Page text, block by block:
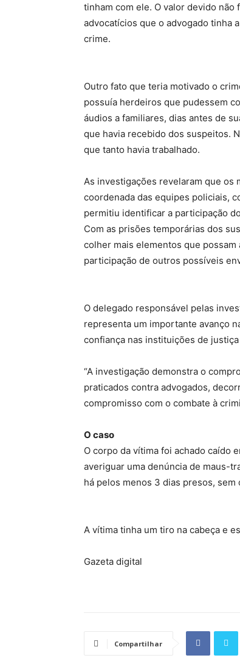
tinham com ele. O valor devido
advocatícios que o advogado tinha
crime.
Outro fato que teria motivado o
possuía herdeiros que pudessem
áudios a familiares, dias antes de
que havia recebido dos suspeitos.
que tanto havia trabalhado.
As investigações revelaram que os
coordenada das equipes policiais,
permitiu identificar a participação
Com as prisões temporárias dos
colher mais elementos que
participação de outros possíveis
O delegado responsável pelas
representa um importante avanço
confiança nas instituições de
“A investigação demonstra o
praticados contra advogados,
compromisso com o combate à
O caso
O corpo da vítima foi achado caído
averiguar uma denúncia de maus-
há pelos menos 3 dias presos, sem
A vítima tinha um tiro na cabeça e
Gazeta digital
Compartilhar